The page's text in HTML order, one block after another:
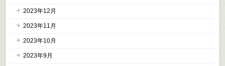
2023年12月
2023年11月
2023年10月
2023年9月